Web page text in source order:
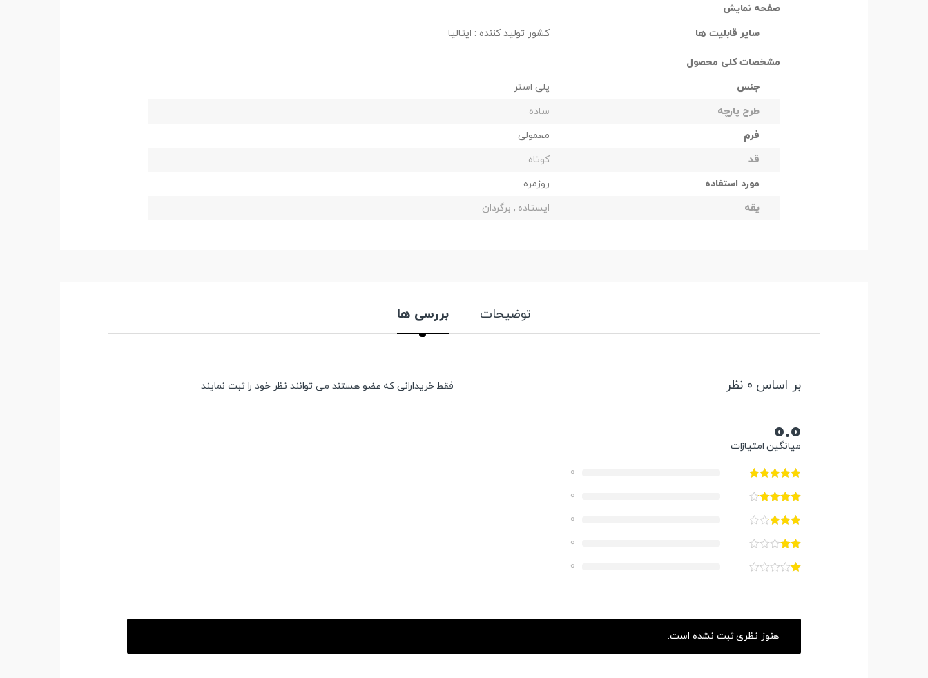
صفحه نمایش
سایر قابلیت ها
کشور تولید کننده : ایتالیا
مشخصات کلی محصول
جنس
پلی استر
طرح پارچه
ساده
فرم
معمولی
قد
کوتاه
مورد استفاده
روزمره
یقه
ایستاده , برگردان
توضیحات بررسی ها
بر اساس 0 نظر
0.0
میانگین امتیازات
0
0
0
0
0
فقط خریدارانی که عضو هستند می توانند نظر خود را ثبت نمایند
هنوز نظری ثبت نشده است.